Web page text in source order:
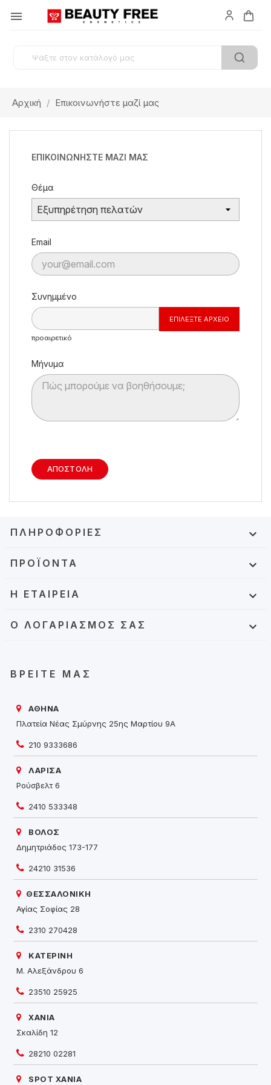

Αρχική Επικοινωνήστε μαζί μας
ΕΠΙΚΟΙΝΩΝΉΣΤΕ ΜΑΖΊ ΜΑΣ
Θέμα
Email
Συνημμένο
ΕΠΙΛΈΞΤΕ ΑΡΧΕΊΟ
προαιρετικό
Μήνυμα
ΠΛΗΡΟΦΟΡΊΕΣ 
ΠΡΟΪΌΝΤΑ 
Η ΕΤΑΙΡΕΊΑ 
Ο ΛΟΓΑΡΙΑΣΜΌΣ ΣΑΣ 
ΒΡΕΊΤΕ ΜΑΣ
ΑΘΗΝΑ
Πλατεία Νέας Σμύρνης 25ης Μαρτίου 9Α
210 9333686
ΛΑΡΙΣΑ
Ρούσβελτ 6
2410 533348
ΒΟΛΟΣ
Δημητριάδος 173-177
24210 31536
ΘΕΣΣΑΛΟΝΙΚΗ
Αγίας Σοφίας 28
2310 270428
ΚΑΤΕΡΙΝΗ
Μ. Αλεξάνδρου 6
23510 25925
ΧΑΝΙΑ
Σκαλίδη 12
28210 02281
SPOT ΧΑΝΙΑ